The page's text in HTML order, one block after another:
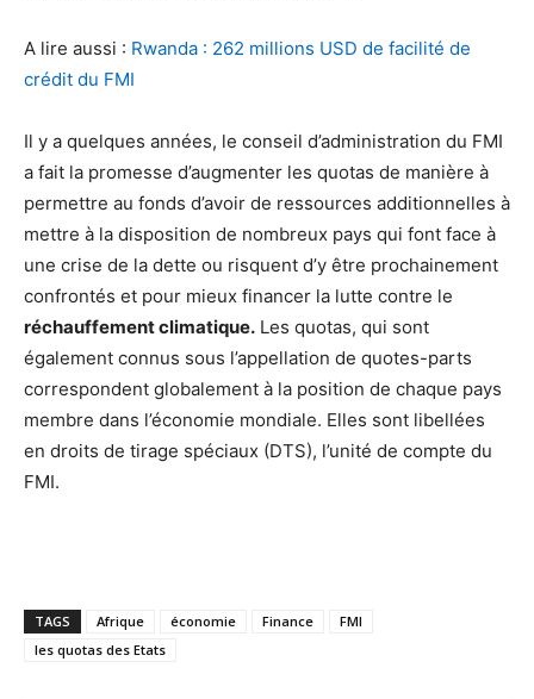
A lire aussi : Rwanda : 262 millions USD de facilité de
crédit du FMI
Il y a quelques années, le conseil d’administration du FMI
a fait la promesse d’augmenter les quotas de manière à
permettre au fonds d’avoir de ressources additionnelles à
mettre à la disposition de nombreux pays qui font face à
une crise de la dette ou risquent d’y être prochainement
confrontés et pour mieux financer la lutte contre le
réchauffement climatique. Les quotas, qui sont
également connus sous l’appellation de quotes-parts
correspondent globalement à la position de chaque pays
membre dans l’économie mondiale. Elles sont libellées
en droits de tirage spéciaux (DTS), l’unité de compte du
FMI.
TAGS Afrique économie Finance
FMI
les quotas des Etats